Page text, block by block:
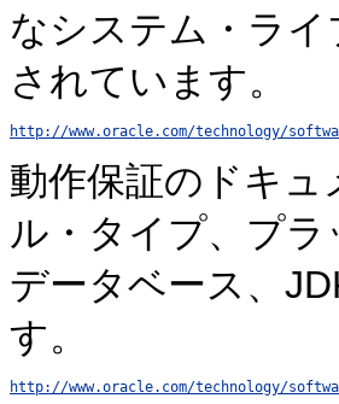
なシステム・ラ
されています。
http://www.oracle.com/technology/
動作保証のドキ
ル・タイプ、プ
データベース、
す。
http://www.oracle.com/technology/